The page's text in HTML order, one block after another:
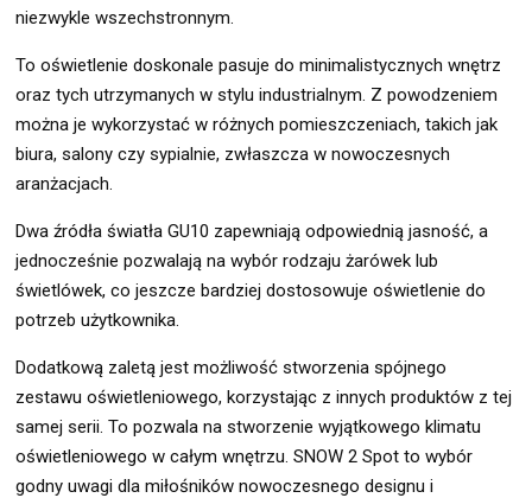
niezwykle wszechstronnym.
To oświetlenie doskonale pasuje do minimalistycznych wnętrz
oraz tych utrzymanych w stylu industrialnym. Z powodzeniem
można je wykorzystać w różnych pomieszczeniach, takich jak
biura, salony czy sypialnie, zwłaszcza w nowoczesnych
aranżacjach.
Dwa źródła światła GU10 zapewniają odpowiednią jasność, a
jednocześnie pozwalają na wybór rodzaju żarówek lub
świetlówek, co jeszcze bardziej dostosowuje oświetlenie do
potrzeb użytkownika.
Dodatkową zaletą jest możliwość stworzenia spójnego
zestawu oświetleniowego, korzystając z innych produktów z tej
samej serii. To pozwala na stworzenie wyjątkowego klimatu
oświetleniowego w całym wnętrzu. SNOW 2 Spot to wybór
godny uwagi dla miłośników nowoczesnego designu i